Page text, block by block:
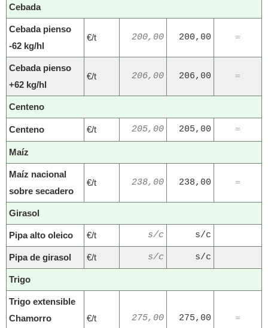
Cebada
Cebada pienso
-62 kg/hl
€/t 200,00 200,00 =
Cebada pienso
+62 kg/hl
€/t 206,00 206,00 =
Centeno
Centeno €/t 205,00 205,00 =
Maíz
Maíz nacional
sobre secadero
€/t 238,00 238,00 =
Girasol
Pipa alto oleico €/t s/c s/c
Pipa de girasol €/t s/c s/c
Trigo
Trigo extensible
Chamorro
€/t 275,00 275,00 =